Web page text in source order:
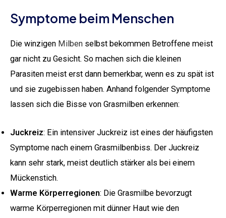
Symptome beim Menschen
Die winzigen Milben selbst bekommen Betroffene meist
gar nicht zu Gesicht. So machen sich die kleinen
Parasiten meist erst dann bemerkbar, wenn es zu spät ist
und sie zugebissen haben. Anhand folgender Symptome
lassen sich die Bisse von Grasmilben erkennen:
Juckreiz: Ein intensiver Juckreiz ist eines der häufigsten
Symptome nach einem Grasmilbenbiss. Der Juckreiz
kann sehr stark, meist deutlich stärker als bei einem
Mückenstich.
Warme Körperregionen: Die Grasmilbe bevorzugt
warme Körperregionen mit dünner Haut wie den